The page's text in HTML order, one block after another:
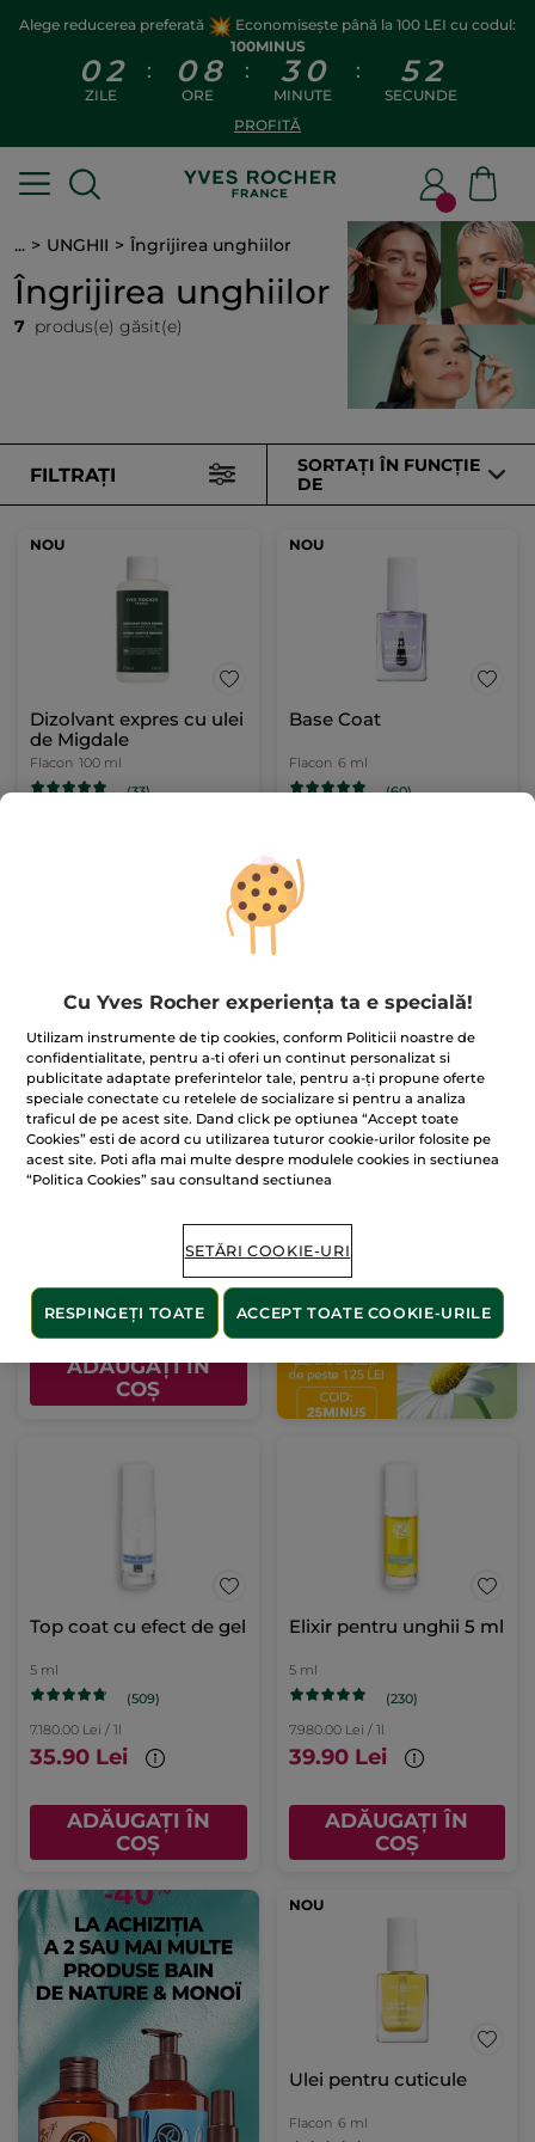
Alege reducerea preferată
Economisește până la 100 LEI cu codul:
100MINUS
0 2
ZILE
: 0 8
ORE
: 3 0
MINUTE
: 5 2
SECUNDE
PROFITĂ
... UNGHII Îngrijirea unghiilor
Îngrijirea unghiilor
7 produs(e) găsit(e)
FILTRAȚI
SORTAȚI ÎN FUNCȚIE
DE
NOU
Dizolvant expres cu ulei
de Migdale
Flacon 100 ml
(33)
NOU
Base Coat
Flacon 6 ml
(60)
NOU
Top Coat cu efect de
gel
44.90 Lei
ADĂUGAȚI ÎN
COȘ
Top coat cu efect de gel
5 ml
(509)
7.180.00 Lei / 1l
35.90 Lei
ADĂUGAȚI ÎN
COȘ
Elixir pentru unghii 5 ml
5 ml
(230)
7.980.00 Lei / 1l
39.90 Lei
ADĂUGAȚI ÎN
COȘ
NOU
Ulei pentru cuticule
Flacon 6 ml
Cu Yves Rocher experiența ta e specială!
Utilizam instrumente de tip cookies, conform Politicii noastre de
confidentialitate, pentru a-ti oferi un continut personalizat si
publicitate adaptate preferintelor tale, pentru a-ți propune oferte
speciale conectate cu retelele de socializare si pentru a analiza
traficul de pe acest site. Dand click pe optiunea “Accept toate
Cookies” esti de acord cu utilizarea tuturor cookie-urilor folosite pe
acest site. Poti afla mai multe despre modulele cookies in sectiunea
“Politica Cookies” sau consultand sectiunea
SETĂRI COOKIE-URI
RESPINGEȚI TOATE ACCEPT TOATE COOKIE-URILE